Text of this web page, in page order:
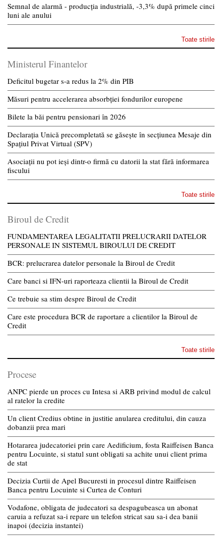
Semnal de alarmă - producția industrială, -3,3% după primele cinci
luni ale anului
Toate stirile
Ministerul Finantelor
Deficitul bugetar s-a redus la 2% din PIB
Măsuri pentru accelerarea absorbției fondurilor europene
Bilete la băi pentru pensionari în 2026
Declarația Unică precompletată se găsește în secțiunea Mesaje din
Spațiul Privat Virtual (SPV)
Asociații nu pot ieși dintr-o firmă cu datorii la stat fără informarea
fiscului
Toate stirile
Biroul de Credit
FUNDAMENTAREA LEGALITATII PRELUCRARII DATELOR
PERSONALE IN SISTEMUL BIROULUI DE CREDIT
BCR: prelucrarea datelor personale la Biroul de Credit
Care banci si IFN-uri raporteaza clientii la Biroul de Credit
Ce trebuie sa stim despre Biroul de Credit
Care este procedura BCR de raportare a clientilor la Biroul de
Credit
Toate stirile
Procese
ANPC pierde un proces cu Intesa si ARB privind modul de calcul
al ratelor la credite
Un client Credius obtine in justitie anularea creditului, din cauza
dobanzii prea mari
Hotararea judecatoriei prin care Aedificium, fosta Raiffeisen Banca
pentru Locuinte, si statul sunt obligati sa achite unui client prima
de stat
Decizia Curtii de Apel Bucuresti in procesul dintre Raiffeisen
Banca pentru Locuinte si Curtea de Conturi
Vodafone, obligata de judecatori sa despagubeasca un abonat
caruia a refuzat sa-i repare un telefon stricat sau sa-i dea banii
inapoi (decizia instantei)